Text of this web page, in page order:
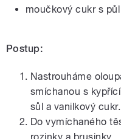
moučkový cukr s
Postup:
Nastrouháme
smíchanou s
sůl a vanilkový cukr.
Do vymíchaného